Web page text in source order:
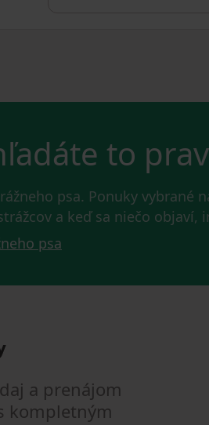
to
psa. Ponuky
a keď sa niečo objaví,
psa
a prenájom
kompletným